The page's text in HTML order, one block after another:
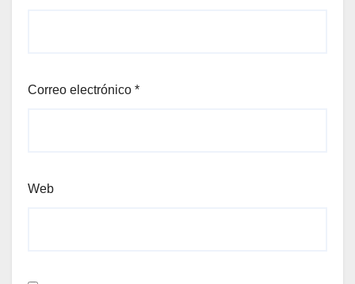
Correo electrónico *
Web